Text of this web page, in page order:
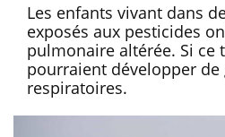
Les enfants vivant dans
exposés aux pesticides
pulmonaire altérée. Si ce
pourraient développer de
respiratoires.